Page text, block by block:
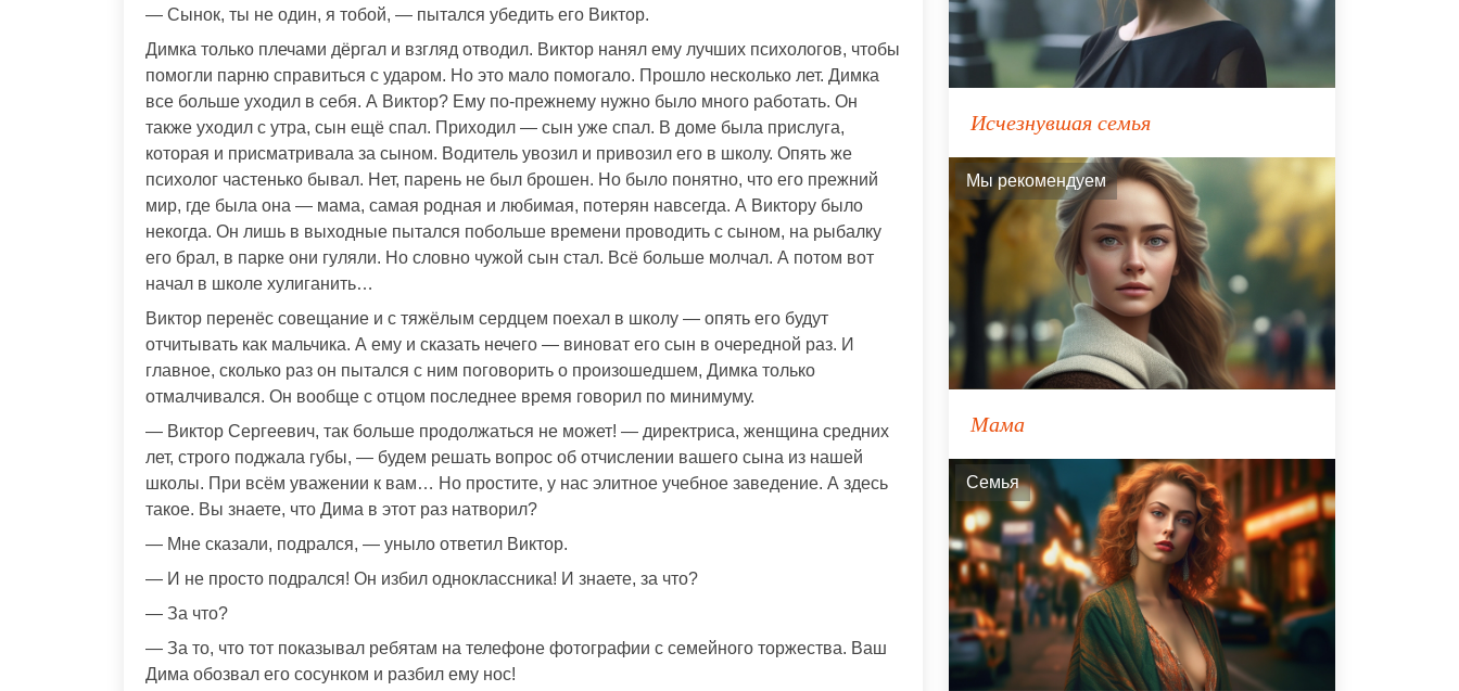
— Сынок, ты не один, я тобой, — пытался убедить его Виктор.
Димка только плечами дёргал и взгляд отводил. Виктор нанял ему лучших психологов, чтобы
помогли парню справиться с ударом. Но это мало помогало. Прошло несколько лет. Димка
все больше уходил в себя. А Виктор? Ему по-прежнему нужно было много работать. Он
также уходил с утра, сын ещё спал. Приходил — сын уже спал. В доме была прислуга,
которая и присматривала за сыном. Водитель увозил и привозил его в школу. Опять же
психолог частенько бывал. Нет, парень не был брошен. Но было понятно, что его прежний
мир, где была она — мама, самая родная и любимая, потерян навсегда. А Виктору было
некогда. Он лишь в выходные пытался побольше времени проводить с сыном, на рыбалку
его брал, в парке они гуляли. Но словно чужой сын стал. Всё больше молчал. А потом вот
начал в школе хулиганить…
Виктор перенёс совещание и с тяжёлым сердцем поехал в школу — опять его будут
отчитывать как мальчика. А ему и сказать нечего — виноват его сын в очередной раз. И
главное, сколько раз он пытался с ним поговорить о произошедшем, Димка только
отмалчивался. Он вообще с отцом последнее время говорил по минимуму.
— Виктор Сергеевич, так больше продолжаться не может! — директриса, женщина средних
лет, строго поджала губы, — будем решать вопрос об отчислении вашего сына из нашей
школы. При всём уважении к вам… Но простите, у нас элитное учебное заведение. А здесь
такое. Вы знаете, что Дима в этот раз натворил?
— Мне сказали, подрался, — уныло ответил Виктор.
— И не просто подрался! Он избил одноклассника! И знаете, за что?
— За что?
— За то, что тот показывал ребятам на телефоне фотографии с семейного торжества. Ваш
Дима обозвал его сосунком и разбил ему нос!
Исчезнувшая семья
Мы рекомендуем
Мама
Семья